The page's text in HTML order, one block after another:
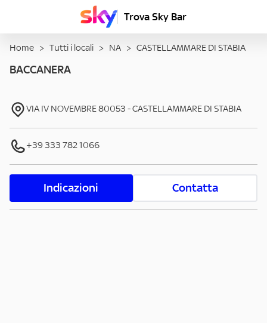
Trova Sky Bar
Home > Tutti i locali > NA > CASTELLAMMARE DI STABIA
BACCANERA
VIA IV NOVEMBRE80053 -CASTELLAMMARE DI STABIA
+39 333 782 1066
Indicazioni Contatta